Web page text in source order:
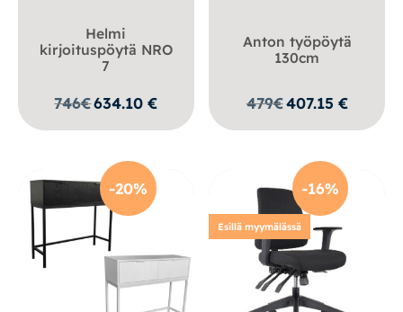
Helmi
kirjoituspöytä NRO
7
746€634.10€
Anton työpöytä
130cm
479€407.15 €
-20% -16%
Esillä myymälässä